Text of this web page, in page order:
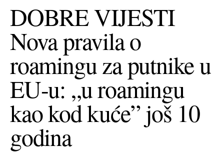
Linkovi
Kontakt
+385 (0)40 374 016 info@europedirect-cakovec.eu
DOBRE VIJESTI
Nova pravila o
roamingu za putnike u
EU-u: „u roamingu
kao kod kuće” još 10
godina